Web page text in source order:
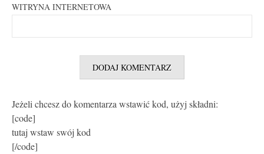
WITRYNA INTERNETOWA
Jeżeli chcesz do komentarza wstawić kod, użyj składni:
[code]
tutaj wstaw swój kod
[/code]